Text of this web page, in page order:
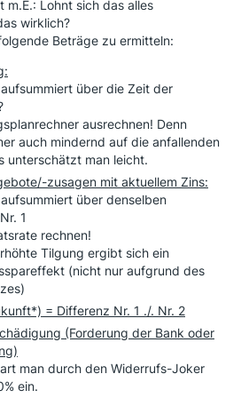
m.E.: Lohnt sich das alles
wirklich?
Beträge zu ermitteln:
über die Zeit der
ausrechnen! Denn
auch mindernd auf die anfallenden
unterschätzt man leicht.
zusagen mit aktuellem Zins:
über denselben
1
rechnen!
Tilgung ergibt sich ein
(nicht nur aufgrund des
= Differenz Nr. 1 ./. Nr. 2
(Forderung der Bank oder
man durch den Widerrufs-Joker
ein.